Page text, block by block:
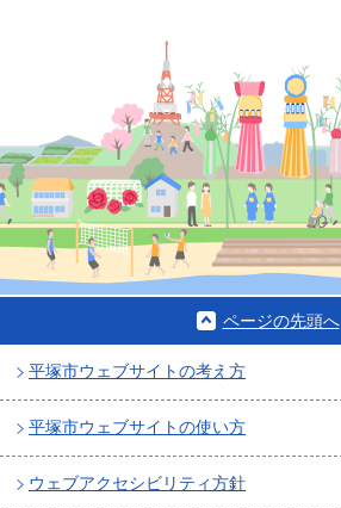
ページの先頭へ
平塚市ウェブサイトの考え方
平塚市ウェブサイトの使い方
ウェブアクセシビリティ方針